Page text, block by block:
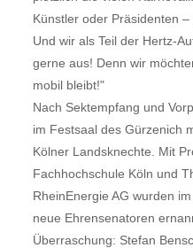
Künstler oder Präsidenten
Und wir als Teil der Hertz-
gerne aus! Denn wir
mobil bleibt!"
Nach Sektempfang und
im Festsaal des Gürzenich
Kölner Landsknechte. Mit
Fachhochschule Köln und
RheinEnergie AG wurden
neue Ehrensenatoren
Überraschung: Stefan